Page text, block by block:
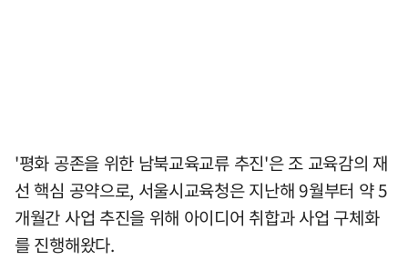
'평화 공존을 위한 남북교육교류 추진'은 조 교육감의 재
선 핵심 공약으로, 서울시교육청은 지난해 9월부터 약 5
개월간 사업 추진을 위해 아이디어 취합과 사업 구체화
를 진행해왔다.